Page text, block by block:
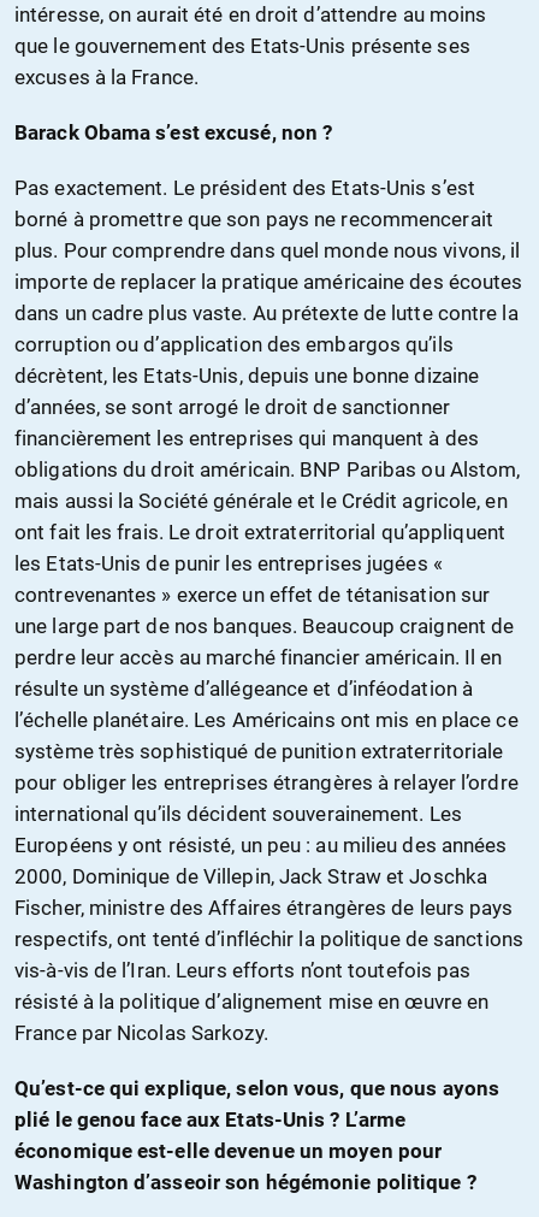
intéresse, on aurait été en droit d’attendre au moins
que le gouvernement des Etats-Unis présente ses
excuses à la France.
Barack Obama s’est excusé, non ?
Pas exactement. Le président des Etats-Unis s’est
borné à promettre que son pays ne recommencerait
plus. Pour comprendre dans quel monde nous vivons, il
importe de replacer la pratique américaine des écoutes
dans un cadre plus vaste. Au prétexte de lutte contre la
corruption ou d’application des embargos qu’ils
décrètent, les Etats-Unis, depuis une bonne dizaine
d’années, se sont arrogé le droit de sanctionner
financièrement les entreprises qui manquent à des
obligations du droit américain. BNP Paribas ou Alstom,
mais aussi la Société générale et le Crédit agricole, en
ont fait les frais. Le droit extraterritorial qu’appliquent
les Etats-Unis de punir les entreprises jugées «
contrevenantes » exerce un effet de tétanisation sur
une large part de nos banques. Beaucoup craignent de
perdre leur accès au marché financier américain. Il en
résulte un système d’allégeance et d’inféodation à
l’échelle planétaire. Les Américains ont mis en place ce
système très sophistiqué de punition extraterritoriale
pour obliger les entreprises étrangères à relayer l’ordre
international qu’ils décident souverainement. Les
Européens y ont résisté, un peu : au milieu des années
2000, Dominique de Villepin, Jack Straw et Joschka
Fischer, ministre des Affaires étrangères de leurs pays
respectifs, ont tenté d’infléchir la politique de sanctions
vis-à-vis de l’Iran. Leurs efforts n’ont toutefois pas
résisté à la politique d’alignement mise en œuvre en
France par Nicolas Sarkozy.
Qu’est-ce qui explique, selon vous, que nous ayons
plié le genou face aux Etats-Unis ? L’arme
économique est-elle devenue un moyen pour
Washington d’asseoir son hégémonie politique ?